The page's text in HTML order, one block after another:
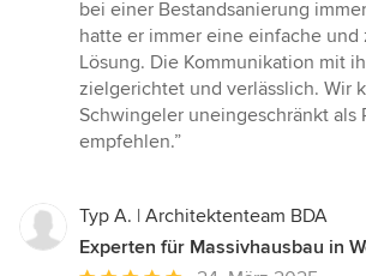
bei einer Bestandsanierung
hatte er immer eine einfache
Lösung. Die Kommunikation mit
zielgerichtet und verlässlich. Wir
Schwingeler uneingeschränkt als
empfehlen.”
Typ A. | Architektenteam BDA
Experten für Massivhausbau in